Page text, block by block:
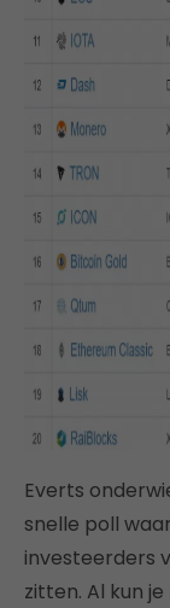
Everts
snelle poll
investeerders
zitten. Al kun